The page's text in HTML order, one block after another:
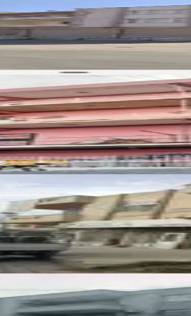
Mahallesi
m²·24.07.2026
Satlıktır
Mahallesi
·08.07.2026
Mahallesinde Satılık Müstakil 2.
Mahallesi
m²·07.07.2026
Mah Üç Katlı Altında 3. Dükan
Mahallesi